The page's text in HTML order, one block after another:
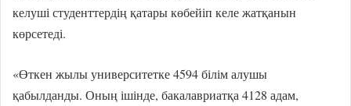
келуші студенттердің қатары көбейіп келе жатқанын
көрсетеді.
«Өткен жылы университетке 4594 білім алушы
қабылданды. Оның ішінде, бакалавриатқа 4128 адам,